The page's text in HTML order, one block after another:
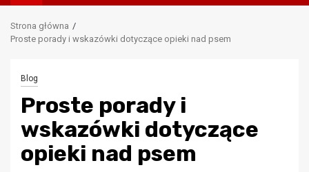
główne
Strona główna
Proste porady i wskazówki dotyczące opieki nad psem
Blog
Proste porady i
wskazówki dotyczące
opieki nad psem